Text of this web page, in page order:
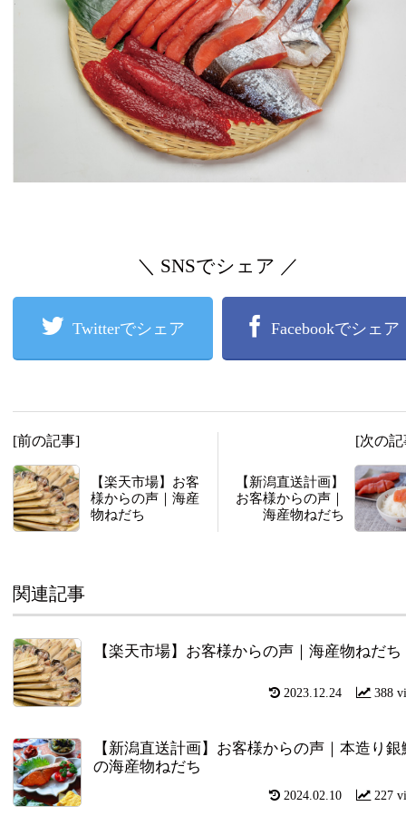
＼ SNSでシェア ／
Twitterでシェア Facebookでシェア
[前の記事]
【楽天市場】お客
様からの声｜海産
物ねだち
[次の
【新潟直送計画】
お客様からの声｜
海産物ねだち
関連記事
【楽天市場】お客様からの声｜海産物ねだち
388
2023.12.24
【新潟直送計画】お客様からの声｜本造り銀
の海産物ねだち
227
2024.02.10